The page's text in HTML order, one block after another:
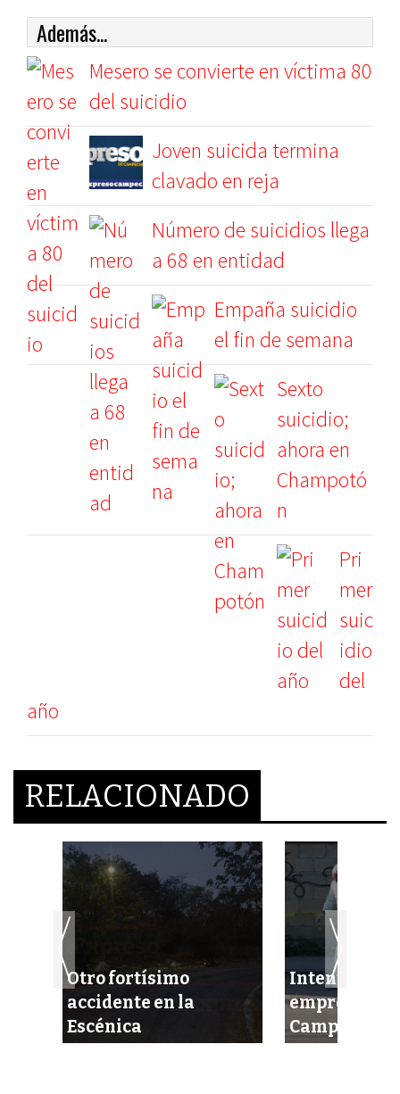
Además...
Mesero se convierte en víctima 80
del suicidio
Joven suicida termina
clavado en reja
Número de suicidios llega
a 68 en entidad
Empaña suicidio
el fin de semana
Sexto
suicidio;
ahora en
Champotó
n
Pri
mer
suic
idio
del
año
RELACIONADO
Otro fortísimo
accidente en la
Escénica
Intentan
empresario
Campeche